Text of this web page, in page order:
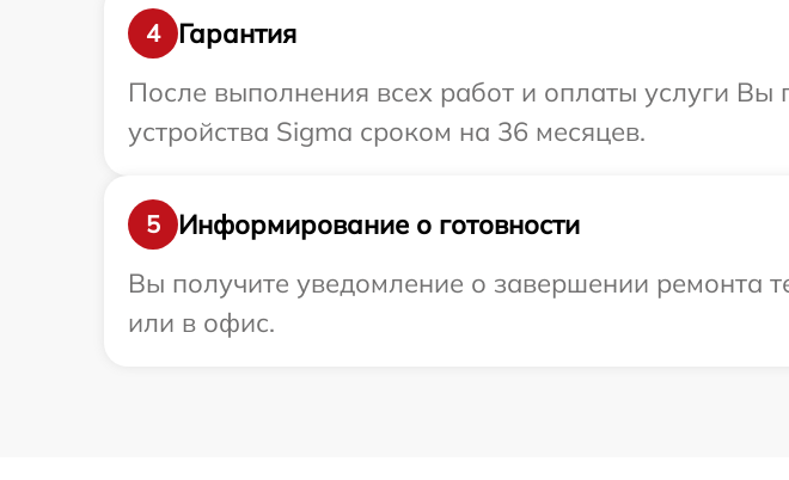
4
Гарантия
После выполнения всех работ и оплаты услуги
устройства Sigma сроком на 36 месяцев.
5
Информирование о готовности
Вы получите уведомление о завершении ремонта
или в офис.